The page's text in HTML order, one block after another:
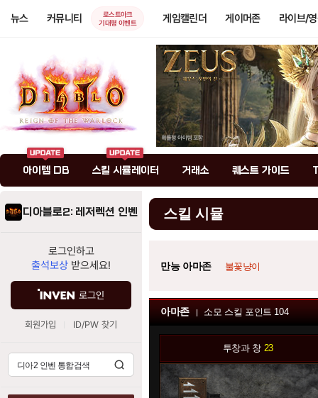
뉴스 커뮤니티
로스트아크
기대평 이벤트
게임캘린더 게이머존 라이브/
아이템 DB 스킬 시뮬레이터 거래소 퀘스트 가이드
디아블로2: 레저렉션 인벤
로그인하고
출석보상 받으세요!
로그인
회원가입 ID/PW 찾기
스킬 시뮬
만능 아마존 불꽃냥이
아마존 소모 스킬 포인트 104
투창과 창 23